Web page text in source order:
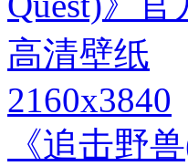
2160x3840
《追击野